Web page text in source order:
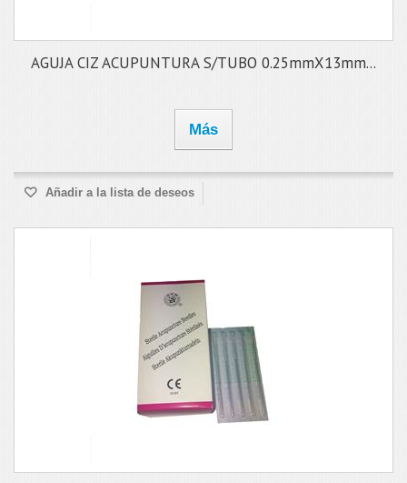
AGUJA CIZ ACUPUNTURA S/TUBO 0.25mmX13mm...
Más
Añadir a la lista de deseos